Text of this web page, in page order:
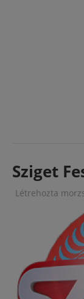
Sziget
Létrehozta